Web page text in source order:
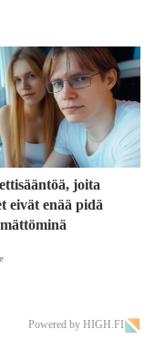
joita
eivät enää pidä
Powered by HIGH.FI